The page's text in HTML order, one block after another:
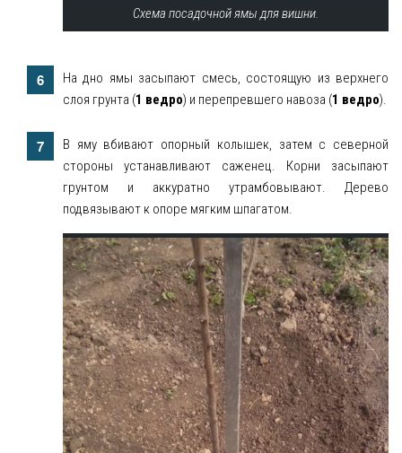
Схема посадочной ямы для вишни.
На дно ямы засыпают смесь, состоящую из верхнего
слоя грунта (1 ведро) и перепревшего навоза (1 ведро).
В яму вбивают опорный колышек, затем с северной
стороны устанавливают саженец. Корни засыпают
грунтом и аккуратно утрамбовывают. Дерево
подвязывают к опоре мягким шпагатом.